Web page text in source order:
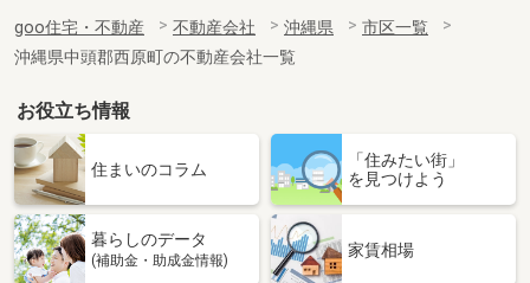
goo住宅・不動産 不動産会社 沖縄県
市区一覧
沖縄県中頭郡西原町の不動産会社一覧
お役立ち情報
住まいのコラム
「住みたい街」
を見つけよう
暮らしのデータ
(補助金・助成金情報)
家賃相場